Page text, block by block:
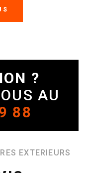
?
AU
88
EXTERIEURS